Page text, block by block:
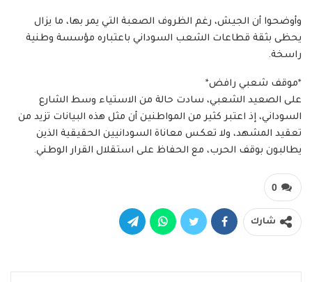
وأوضحوا أن الجيش، رغم الظروف الصعبة التي يمر بها، ما يزال
يحظى بثقة قطاعات الشعب السوداني باعتباره مؤسسة وطنية
راسخة.
*موقف شعبي رافض*
على الصعيد الشعبي، سادت حالة من الاستياء وسط الشارع
السوداني، إذ اعتبر كثير من المواطنين أن مثل هذه البيانات تزيد من
تعقيد المشهد، ولا تعكس معاناة السودانيين الحقيقية الذين
يطالبون بوقف الحرب، مع الحفاظ على استقلال القرار الوطني.
0
شارك